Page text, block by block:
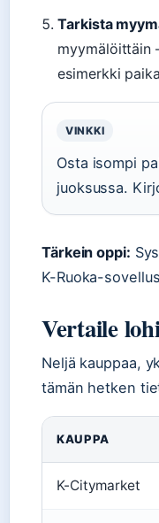
Tarkista
myymälöittäin
esimerkki
VINKKI
Osta isompi
juoksussa.
Tärkein oppi:
K-Ruoka-
Vertaile
Neljä kauppaa,
tämän hetken
KAUPPA
K-Citymarket